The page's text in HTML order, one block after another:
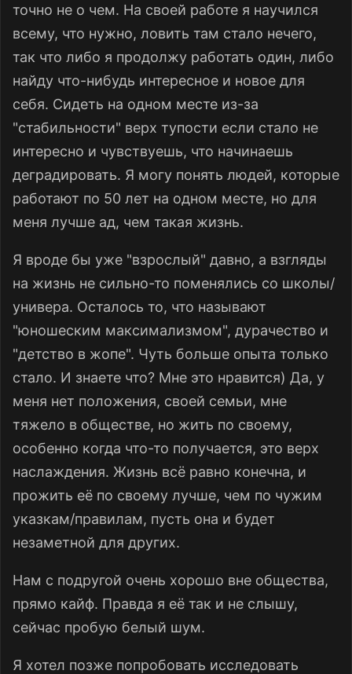
точно не о чем. На своей работе я научился
всему, что нужно, ловить там стало нечего,
так что либо я продолжу работать один, либо
найду что-нибудь интересное и новое для
себя. Сидеть на одном месте из-за
"стабильности" верх тупости если стало не
интересно и чувствуешь, что начинаешь
деградировать. Я могу понять людей, которые
работают по 50 лет на одном месте, но для
меня лучше ад, чем такая жизнь.
Я вроде бы уже "взрослый" давно, а взгляды
на жизнь не сильно-то поменялись со школы/
универа. Осталось то, что называют
"юношеским максимализмом", дурачество и
"детство в жопе". Чуть больше опыта только
стало. И знаете что? Мне это нравится) Да, у
меня нет положения, своей семьи, мне
тяжело в обществе, но жить по своему,
особенно когда что-то получается, это верх
наслаждения. Жизнь всё равно конечна, и
прожить её по своему лучше, чем по чужим
указкам/правилам, пусть она и будет
незаметной для других.
Нам с подругой очень хорошо вне общества,
прямо кайф. Правда я её так и не слышу,
сейчас пробую белый шум.
Я хотел позже попробовать исследовать